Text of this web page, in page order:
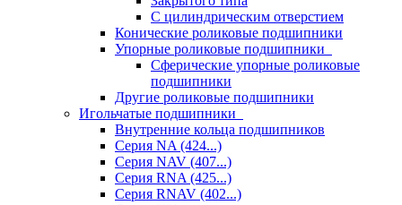
С цилиндрическим отверстием
Конические роликовые подшипники
Упорные роликовые подшипники
Сферические упорные роликовые
подшипники
Другие роликовые подшипники
Игольчатые подшипники
Внутренние кольца подшипников
Серия NA (424...)
Серия NAV (407...)
Серия RNA (425...)
Серия RNAV (402...)